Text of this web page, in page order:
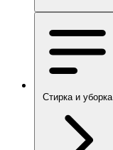
Стирка и уборка